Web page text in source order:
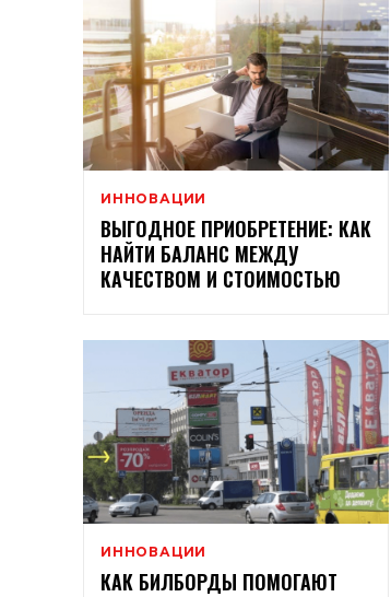
ИННОВАЦИИ
ВЫГОДНОЕ ПРИОБРЕТЕНИЕ: КАК
НАЙТИ БАЛАНС МЕЖДУ
КАЧЕСТВОМ И СТОИМОСТЬЮ
ИННОВАЦИИ
КАК БИЛБОРДЫ ПОМОГАЮТ